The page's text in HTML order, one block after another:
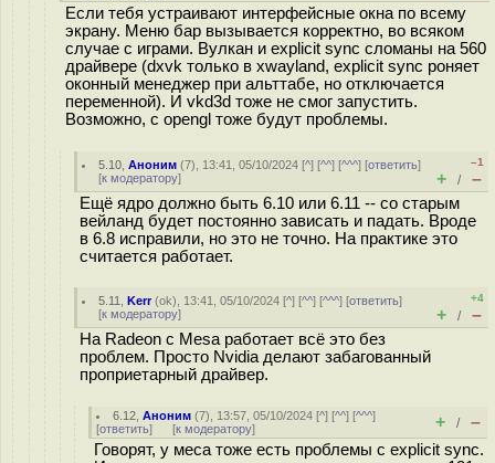
Если тебя устраивают интерфейсные окна по всему
экрану. Меню бар вызывается корректно, во всяком
случае с играми. Вулкан и explicit sync сломаны на 560
драйвере (dxvk только в xwayland, explicit sync роняет
оконный менеджер при альттабе, но отключается
переменной). И vkd3d тоже не смог запустить.
Возможно, с opengl тоже будут проблемы.
5.10 ,Аноним (7), 13:41, 05/10/2024 [^] [^^] [^^^] [ответить]
[к модератору]
–1
+ / –
Ещё ядро должно быть 6.10 или 6.11 -- со старым
вейланд будет постоянно зависать и падать. Вроде
в 6.8 исправили, но это не точно. На практике это
считается работает.
5.11 ,Kerr(ok), 13:41, 05/10/2024 [^] [^^] [^^^] [ответить]
[к модератору]
+4
+ / –
На Radeon с Mesa работает всё это без
проблем. Просто Nvidia делают забагованный
проприетарный драйвер.
6.12 ,Аноним (7), 13:57, 05/10/2024 [^] [^^] [^^^]
[ответить] [к модератору] + / –
Говорят, у меса тоже есть проблемы с explicit sync.